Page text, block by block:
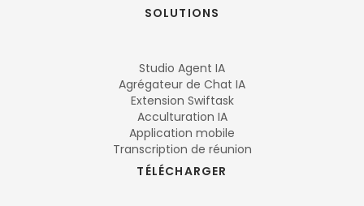
SOLUTIONS
Studio Agent IA
Agrégateur de Chat IA
Extension Swiftask
Acculturation IA
Application mobile
Transcription de réunion
TÉLÉCHARGER